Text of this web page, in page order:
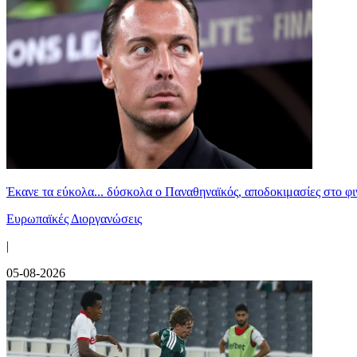
Έκανε τα εύκολα... δύσκολα ο Παναθηναϊκός, αποδοκιμασίες στο
Ευρωπαϊκές Διοργανώσεις
|
05-08-2026